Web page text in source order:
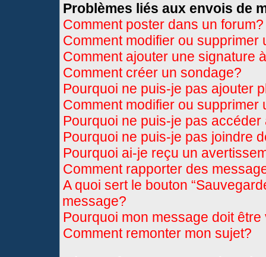
Problèmes liés aux envois de
Comment poster dans un forum?
Comment modifier ou supprimer
Comment ajouter une signature
Comment créer un sondage?
Pourquoi ne puis-je pas ajouter
Comment modifier ou supprimer
Pourquoi ne puis-je pas accéder
Pourquoi ne puis-je pas joindre
Pourquoi ai-je reçu un
Comment rapporter des
A quoi sert le bouton
message?
Pourquoi mon message doit être
Comment remonter mon sujet?